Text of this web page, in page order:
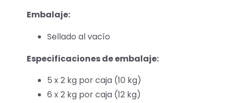
Embalaje:
Sellado al vacío
Especificaciones de embalaje:
5 x 2 kg por caja (10 kg)
6 x 2 kg por caja (12 kg)